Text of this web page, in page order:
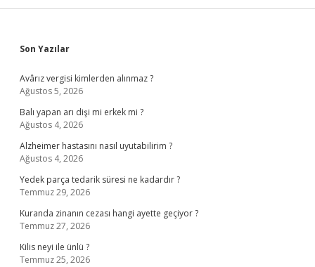
Sidebar
Son Yazılar
Avârız vergisi kimlerden alınmaz ?
Ağustos 5, 2026
Balı yapan arı dişi mi erkek mi ?
Ağustos 4, 2026
Alzheimer hastasını nasıl uyutabilirim ?
Ağustos 4, 2026
Yedek parça tedarik süresi ne kadardır ?
Temmuz 29, 2026
Kuranda zinanın cezası hangi ayette geçiyor ?
Temmuz 27, 2026
Kilis neyi ile ünlü ?
Temmuz 25, 2026